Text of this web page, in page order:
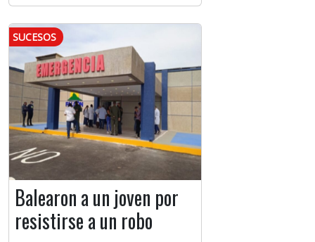
SUCESOS
Balearon a un joven por
resistirse a un robo